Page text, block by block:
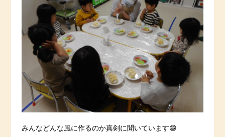
みんなどんな風に作るのか真剣に聞いています😄